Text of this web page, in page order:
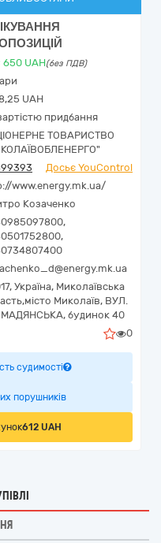
650 UAH(без ПДВ)
UAH
придбання
ТОВАРИСТВО
Досьє YouControl
www.energy.mk.ua/
Козаченко
Україна, Миколаївська
місто Миколаїв, ВУЛ.
будинок 40
0
судимості
порушників
612 UAH